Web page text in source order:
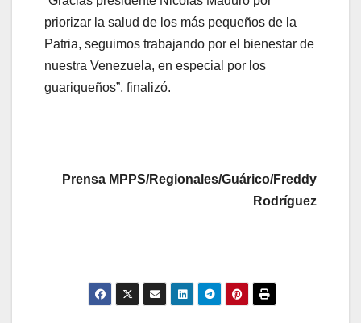
priorizar la salud de los más pequeños de la
Patria, seguimos trabajando por el bienestar de
nuestra Venezuela, en especial por los
guariqueños”, finalizó.
Prensa MPPS/Regionales/Guárico/Freddy
Rodríguez